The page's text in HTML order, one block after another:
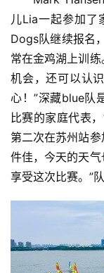
技
财
经
教
育
专
车
登录
儿Lia一起参加了
Dogs队继续报名
常在金鸡湖上训
机会，还可以认
心！”深藏blue队
比赛的家庭代表
第二次在苏州站
件佳，今天的天
享受这次比赛。”